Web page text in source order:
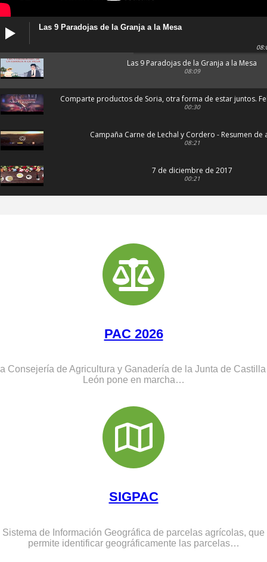
Las 9 Paradojas de la Granja a la Mesa
Las 9 Paradojas de la Granja a la Mesa
08:09
Comparte productos de Soria, otra forma de estar juntos.
00:30
Campaña Carne de Lechal y Cordero - Resumen de
08:21
7 de diciembre de 2017
00:21
tractorada 2015 por unos precios justos
Por unos precios justos ASAJA SORIA I
Aug 30, 2017
PAC 2026
Consejería de Agricultura y Ganadería de la Junta de Castilla
León pone en marcha…
SIGPAC
Sistema de Información Geográfica de parcelas agrícolas, que
permite identificar geográficamente las parcelas…